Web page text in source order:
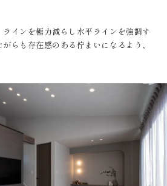
インを極力減らし水平ラインを強調す
らも存在感のある佇まいになるよう、